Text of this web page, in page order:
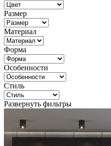
Размер
Материал
Форма
Особенности
Стиль
Развернуть фильтры